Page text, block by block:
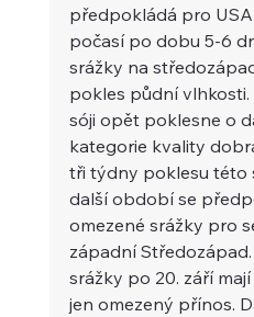
předpokládá pro
počasí po dobu 5-6
srážky na
pokles půdní vlhkosti.
sóji opět poklesne o
kategorie kvality
tři týdny poklesu této
další období se
omezené srážky pro
západní
srážky po 20. září
jen omezený přínos.